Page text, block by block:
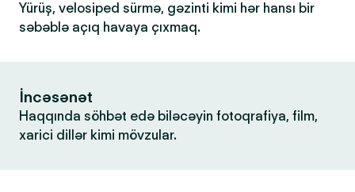
Yürüş, velosiped sürmə, gəzinti kimi hər hansı bir
səbəblə açıq havaya çıxmaq.
İncəsənət
Haqqında söhbət edə biləcəyin fotoqrafiya, film,
xarici dillər kimi mövzular.